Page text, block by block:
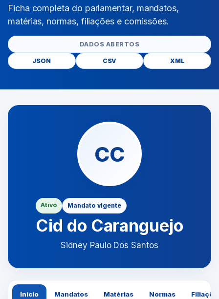
Ficha completa do parlamentar, mandatos,
matérias, normas, filiações e comissões.
DADOS ABERTOS
JSON CSV XML
CC
Ativo Mandato vigente
Cid do Caranguejo
Sidney Paulo Dos Santos
Início Mandatos Matérias Normas